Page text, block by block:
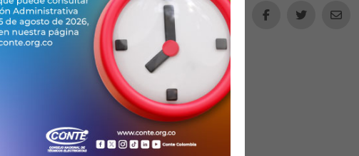
eléctrico,
para el
en Media y
Alta Tensión,
de alta a
de la
organismos de